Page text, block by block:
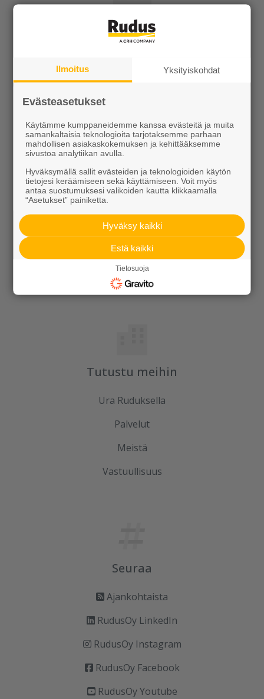
Rudus
Referenssit
Tilaa uutiskirje
Ideoidaan yhdessä
Kotipolku
Kotipolku blogi
Ideakuvasto
Tutustu meihin
Ura Ruduksella
Palvelut
Meistä
Vastuullisuus
Seuraa
Ajankohtaista
RudusOy LinkedIn
RudusOy Instagram
RudusOy Facebook
RudusOy Youtube
Ilmoitus Yksityiskohdat
Evästeasetukset
Käytämme kumppaneidemme kanssa evästeitä ja muita
samankaltaisia teknologioita tarjotaksemme parhaan
mahdollisen asiakaskokemuksen ja kehittääksemme
sivustoa analytiikan avulla.
Hyväksymällä sallit evästeiden ja teknologioiden käytön
tietojesi keräämiseen sekä käyttämiseen. Voit myös
antaa suostumuksesi valikoiden kautta klikkaamalla
“Asetukset” painiketta.
Hyväksy kaikki
Estä kaikki
Tietosuoja